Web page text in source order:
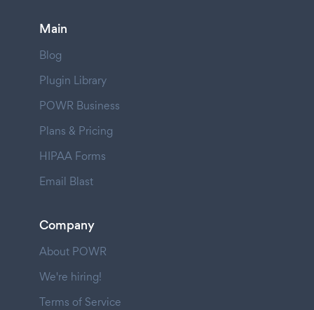
Main
Blog
Plugin Library
POWR Business
Plans & Pricing
HIPAA Forms
Email Blast
Company
About POWR
We're hiring!
Terms of Service